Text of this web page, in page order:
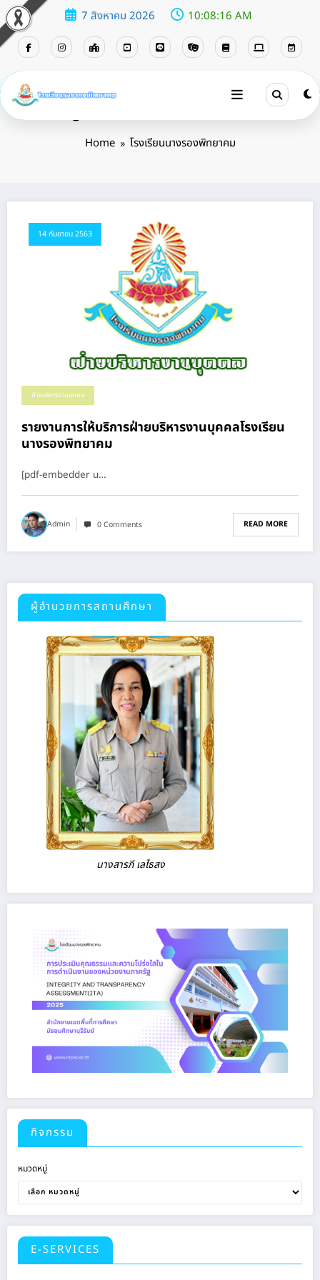
7 สิงหาคม 2026 10:08:16 AM
Home โรงเรียนนางรองพิทยาคม
14 กันยายน 2563
ฝ่ายบริหารงานบุคคล
รายงานการให้บริการฝ่ายบริหารงานบุคคลโรงเรียน
นางรองพิทยาคม
[pdf-embedder u…
Admin 0 Comments READ MORE
ผู้อำนวยการสถานศึกษา
นางสารภี เลไธสง
กิจกรรม
หมวดหมู่
E-SERVICES